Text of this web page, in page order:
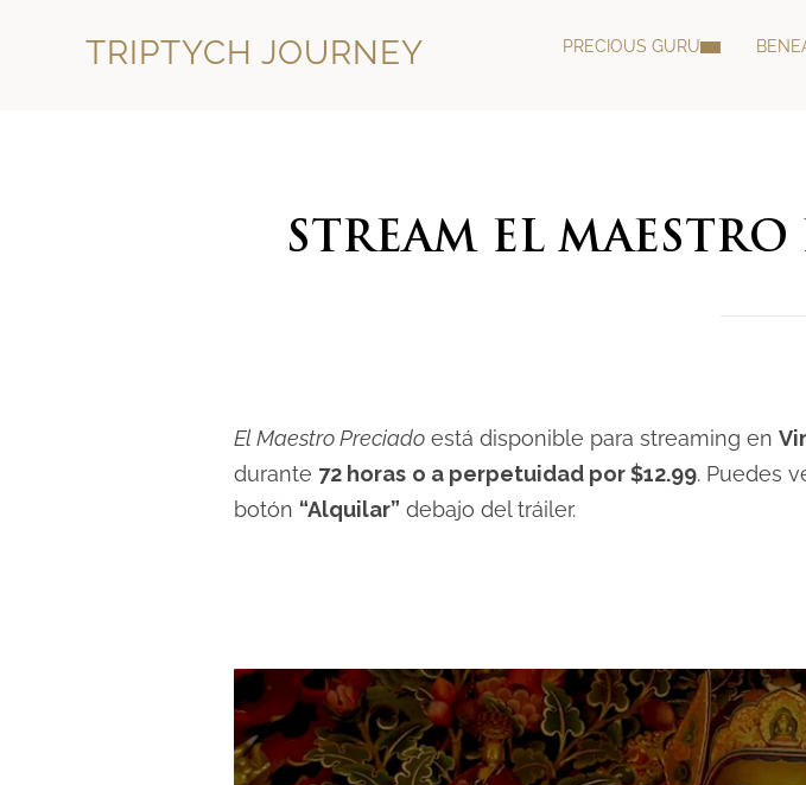
TRIPTYCH JOURNEY PRECIOUS GURU
STREAM EL
El Maestro Preciado está disponible para streaming en
durante 72 horas o a perpetuidad por $12.99. Puedes
botón “Alquilar” debajo del tráiler.